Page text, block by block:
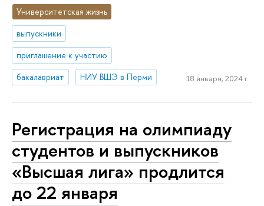
Университетская жизнь
выпускники
приглашение к участию
бакалавриат
НИУ ВШЭ в Перми 18 января, 2024 г.
Регистрация на олимпиаду
студентов и выпускников
«Высшая лига» продлится
до 22 января